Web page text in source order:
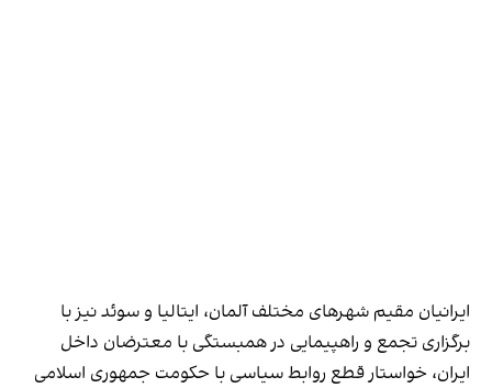
ایرانیان مقیم شهرهای مختلف آلمان، ایتالیا و سوئد نیز با
برگزاری تجمع و راهپیمایی در همبستگی با معترضان داخل
ایران، خواستار قطع روابط سیاسی با حکومت جمهوری اسلامی